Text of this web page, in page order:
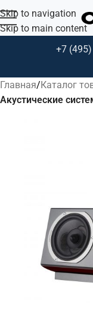
Skip to navigation
Skip to main content
+7
Главная Каталог
Акустические